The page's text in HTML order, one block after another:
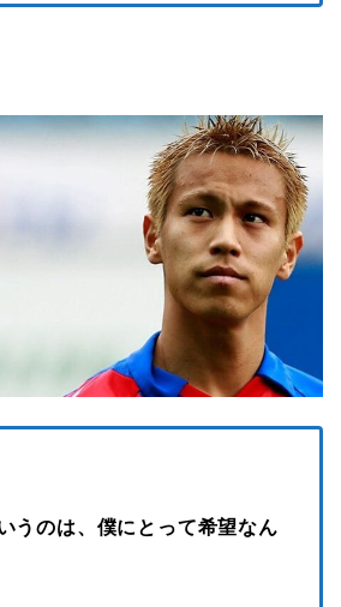
うのは、僕にとって希望なん